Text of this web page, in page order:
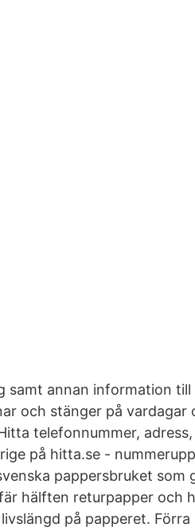
samt annan information till
och stänger på vardagar
telefonnummer,
på hitta.se -
pappersbruket som
hälften returpapper och
på papperet. Förra